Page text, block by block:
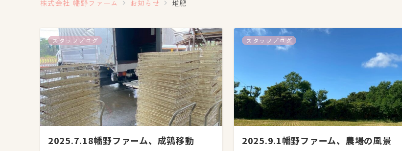
株式会社 幡野ファーム お知らせ 堆肥
スタッフブログ
2025.7.18幡野ファーム、成鶉移動
スタッフブログ
2025.9.1幡野ファーム、農場の風景